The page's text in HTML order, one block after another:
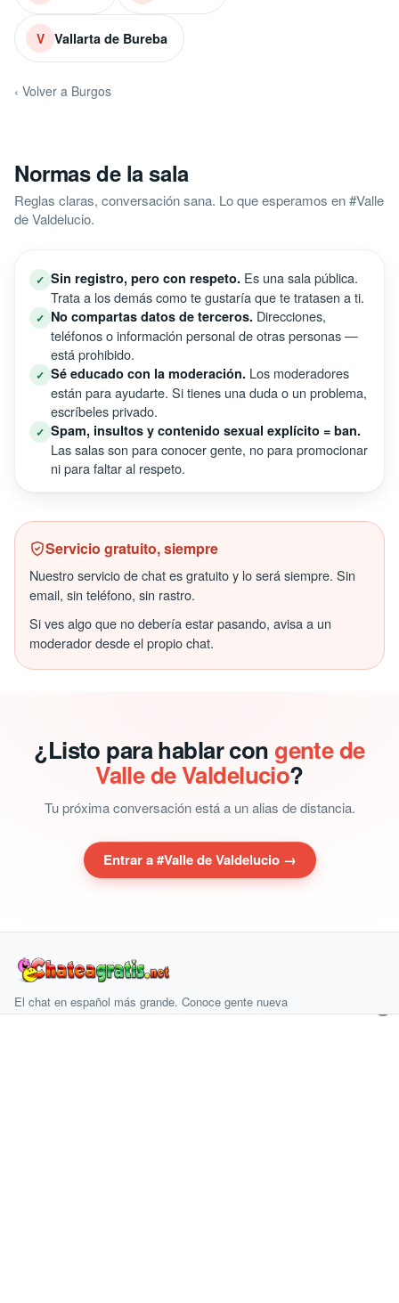
V Vallarta de Bureba
‹ Volver a Burgos
Normas de la sala
Reglas claras, conversación sana. Lo que esperamos en #Valle
de Valdelucio.
✓ Sin registro, pero con respeto. Es una sala pública.
Trata a los demás como te gustaría que te tratasen a ti.
✓ No compartas datos de terceros. Direcciones,
teléfonos o información personal de otras personas —
está prohibido.
✓ Sé educado con la moderación. Los moderadores
están para ayudarte. Si tienes una duda o un problema,
escríbeles privado.
✓ Spam, insultos y contenido sexual explícito = ban.
Las salas son para conocer gente, no para promocionar
ni para faltar al respeto.
Servicio gratuito, siempre
Nuestro servicio de chat es gratuito y lo será siempre. Sin
email, sin teléfono, sin rastro.
Si ves algo que no debería estar pasando, avisa a un
moderador desde el propio chat.
¿Listo para hablar con gente de
Valle de Valdelucio?
Tu próxima conversación está a un alias de distancia.
Entrar a #Valle de Valdelucio →
El chat en español más grande. Conoce gente nueva
desde cualquier parte y gratis desde 2003.